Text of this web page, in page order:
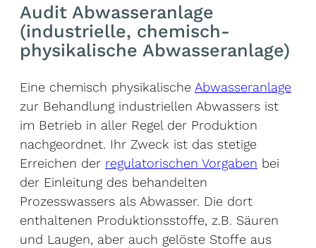
Audit Abwasseranlage
(industrielle, chemisch-
physikalische Abwasseranlage)
Eine chemisch physikalische Abwasseranlage
zur Behandlung industriellen Abwassers ist
im Betrieb in aller Regel der Produktion
nachgeordnet. Ihr Zweck ist das stetige
Erreichen der regulatorischen Vorgaben bei
der Einleitung des behandelten
Prozesswassers als Abwasser. Die dort
enthaltenen Produktionsstoffe, z.B. Säuren
und Laugen, aber auch gelöste Stoffe aus